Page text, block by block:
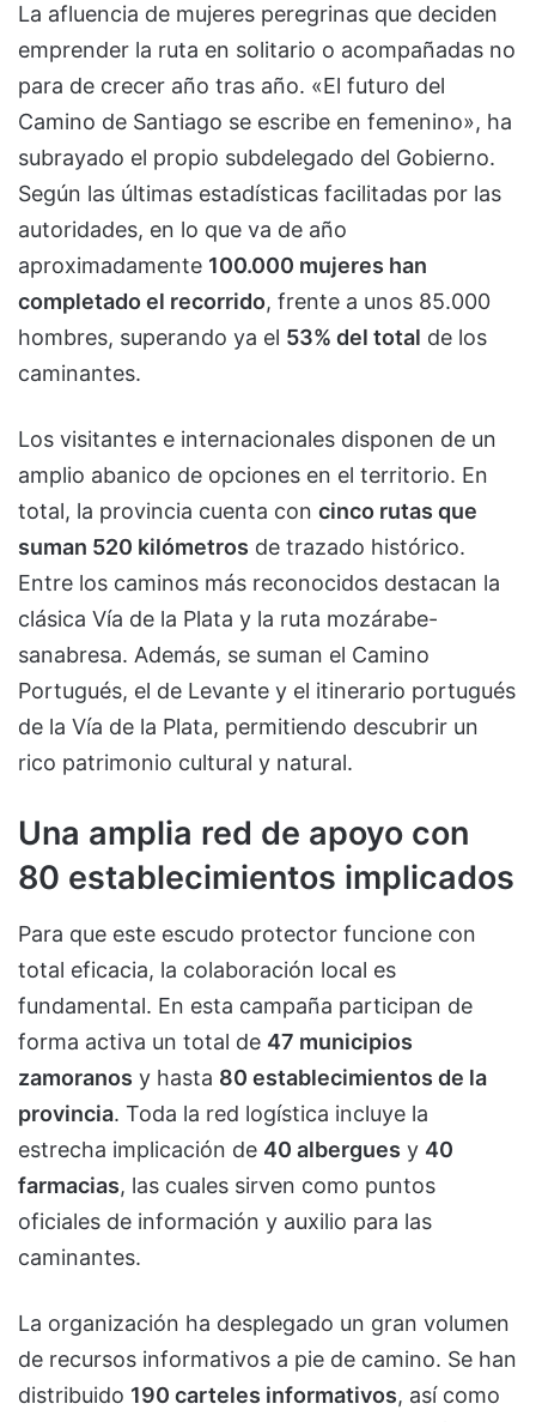
La afluencia de mujeres peregrinas que deciden
emprender la ruta en solitario o acompañadas no
para de crecer año tras año. «El futuro del
Camino de Santiago se escribe en femenino», ha
subrayado el propio subdelegado del Gobierno.
Según las últimas estadísticas facilitadas por las
autoridades, en lo que va de año
aproximadamente 100.000 mujeres han
completado el recorrido, frente a unos 85.000
hombres, superando ya el 53% del total de los
caminantes.
Los visitantes e internacionales disponen de un
amplio abanico de opciones en el territorio. En
total, la provincia cuenta con cinco rutas que
suman 520 kilómetros de trazado histórico.
Entre los caminos más reconocidos destacan la
clásica Vía de la Plata y la ruta mozárabe-
sanabresa. Además, se suman el Camino
Portugués, el de Levante y el itinerario portugués
de la Vía de la Plata, permitiendo descubrir un
rico patrimonio cultural y natural.
Una amplia red de apoyo con
80 establecimientos implicados
Para que este escudo protector funcione con
total eficacia, la colaboración local es
fundamental. En esta campaña participan de
forma activa un total de 47 municipios
zamoranos y hasta 80 establecimientos de la
provincia. Toda la red logística incluye la
estrecha implicación de 40 albergues y 40
farmacias, las cuales sirven como puntos
oficiales de información y auxilio para las
caminantes.
La organización ha desplegado un gran volumen
de recursos informativos a pie de camino. Se han
distribuido 190 carteles informativos, así como